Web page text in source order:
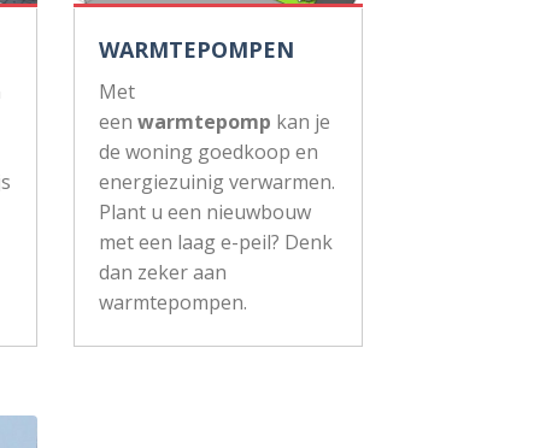
WARMTEPOMPEN
Met
een warmtepomp kan je
de woning goedkoop en
energiezuinig verwarmen.
Plant u een nieuwbouw
met een laag e-peil? Denk
dan zeker aan
warmtepompen.